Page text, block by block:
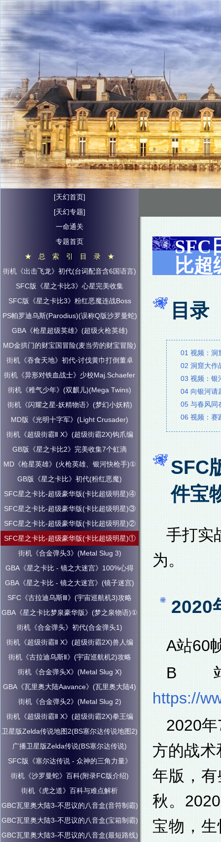
SFC
比超
目录
01 视频：洞
02 洞窟大作
03 视频：银
04 向银河请
05 与春风同
06 视频：赛
SFC
件宝
手打实
为。
2020
A站60
B
https://
2020
方的战术
年版，
秋。
宝物，
[天幻首页]
[天幻专题]
一命通关
专题首页
★ 总 索 引 目 录 ★
街机《出击飞龙》初代(台词配音含6国语言)
SFC版《星之卡比3》心星完美收集
SFC版《星之卡比3》粉红恶魔连战Boss
PS帕罗迪乌斯(Parodius)(误称Q版沙罗曼蛇)
GBA《枪星超级英雄》(超级火枪英雄)
MD金拱门的财宝国冒险(麦当劳的财宝冒险)
街机《吞食天地》初代-讨伐黄巾打倒董卓
街机《异形对铁血战士》少校Maj.Schaefer
街机《稚气少年》(双麒儿)(Mega Twins)
街机《闪耀之星-妖精物语》(梦幻小妖精)
MD版《光明十字军》(Light Crusader)
街机《超级街霸Ⅱ X》(超级街霸2X)钩爪编
GB版《星之卡比2》完美收集7个虹滴
MD《枪星英雄》(火枪英雄、银河快枪手)①
GB版《星之卡比》初代(粉红恶魔)
SFC星之卡比-超级豪华版(卡比超级明星)④
SFC星之卡比-超级豪华版(卡比超级明星)③
SFC星之卡比-超级豪华版(卡比超级明星)②
SFC星之卡比-超级豪华版(卡比超级明星)①
街机《合金弹头3》(Metal Slug 3)
GBA《星之卡比 - 镜之大迷宫》100%心得
GBA《星之卡比 - 镜之大迷宫》(镜子迷宫)
SFC《古拉迪乌斯Ⅲ》(宇宙巡航机3)攻略
GBA《星之卡比梦泉豪华版》(梦之泉物语)①
街机《合金弹头》初代(合金弹头1)
街机《超级街霸Ⅱ X》(超级街霸2X)兽人编
街机《古拉迪乌斯Ⅱ》(宇宙巡航机2)攻略
街机《合金弹头X》(Metal Slug X)
GBA《瓦里奥大陆Aavance》(瓦里奥大陆4)
街机《合金弹头2》(Metal Slug 2)
街机《超级街霸Ⅱ X》(超级街霸2X)拳王编
卫星版Zelda传说地图2(BS塞尔达传说地图2)
广播卫星版Zelda传说(BS塞尔达传说)
SFC版《塞尔达传说 - 众神的三角力量》
街机《沙罗曼蛇》百科(附录FC版介绍)
街机《虎之道》百科与难点解析
GBC瓦里奥大陆3-不思议的八音盒(音符制霸)
GBC瓦里奥大陆3-不思议的八音盒(宝箱制霸)
GBC瓦里奥大陆3-不思议的八音盒(最短路线)